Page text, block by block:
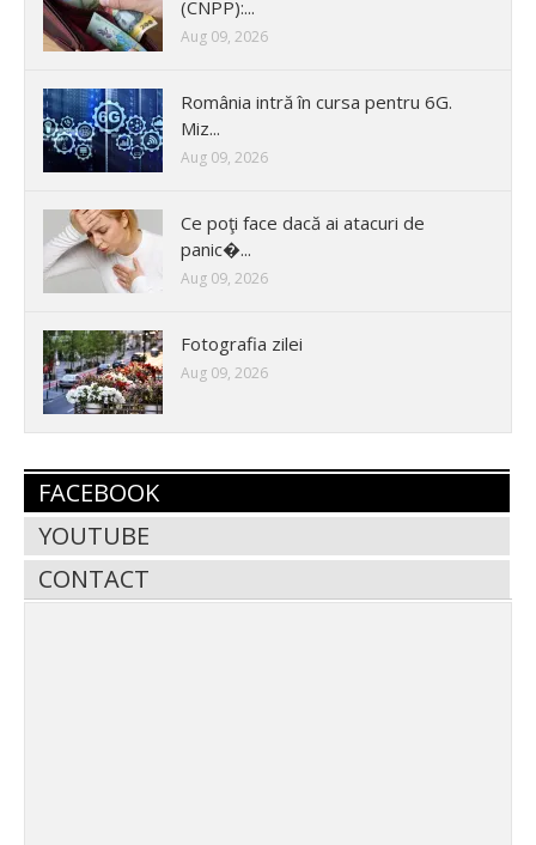
(CNPP):...
Aug 09, 2026
România intră în cursa pentru 6G.
Miz...
Aug 09, 2026
Ce poţi face dacă ai atacuri de
panic�...
Aug 09, 2026
Fotografia zilei
Aug 09, 2026
FACEBOOK
YOUTUBE
CONTACT